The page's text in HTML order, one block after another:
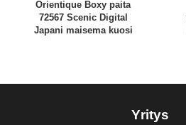
Orientique Boxy paita
72567 Scenic Digital
Japani maisema kuosi
Yritys